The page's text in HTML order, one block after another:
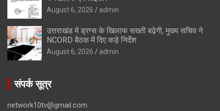
August 6, 2026 admin
उत्तराखंड में ड्रग्स के खिलाफ सख्ती बढ़ेगी, मुख्य सचिव ने
NCORD बैठक में दिए कड़े निर्देश
August 6, 2026 admin
संपर्क सूत्र
network10tv@gmail.com